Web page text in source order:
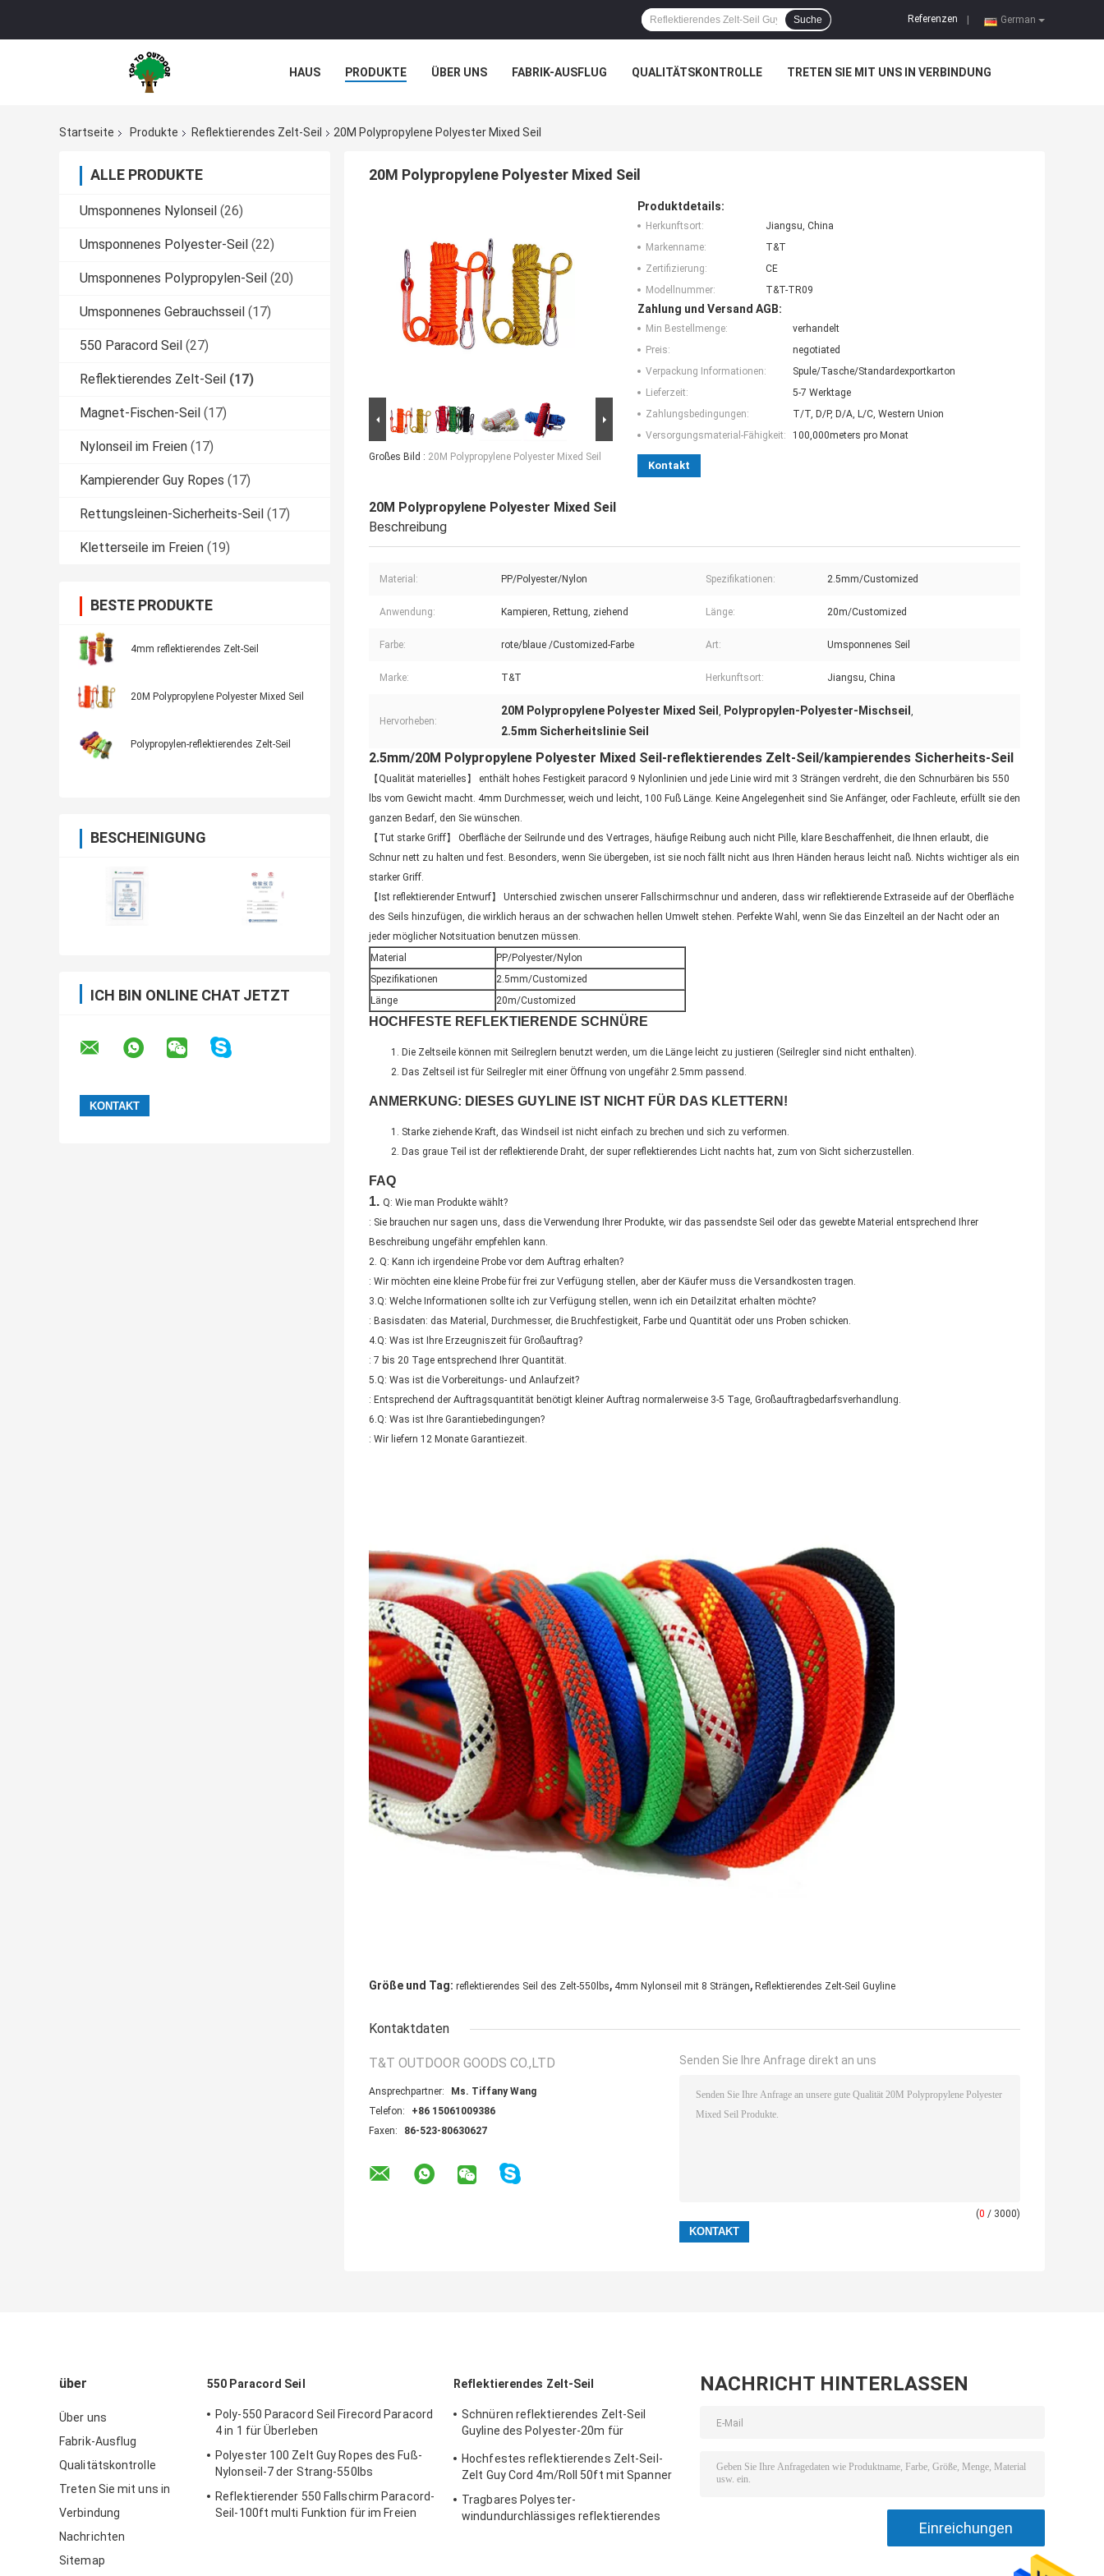
German
Referenzen
Suche
HAUS PRODUKTE ÜBER UNS FABRIK-AUSFLUG QUALITÄTSKONTROLLE TRETEN SIE MIT UNS IN VERBINDUNG
Startseite Produkte Reflektierendes Zelt-Seil 20M Polypropylene Polyester Mixed Seil
ALLE PRODUKTE
Umsponnenes Nylonseil (26)
Umsponnenes Polyester-Seil (22)
Umsponnenes Polypropylen-Seil (20)
Umsponnenes Gebrauchsseil (17)
550 Paracord Seil (27)
Reflektierendes Zelt-Seil (17)
Magnet-Fischen-Seil (17)
Nylonseil im Freien (17)
Kampierender Guy Ropes (17)
Rettungsleinen-Sicherheits-Seil (17)
Kletterseile im Freien (19)
BESTE PRODUKTE
4mm reflektierendes Zelt-Seil
20M Polypropylene Polyester Mixed Seil
Polypropylen-reflektierendes Zelt-Seil
BESCHEINIGUNG
ICH BIN ONLINE CHAT JETZT
20M Polypropylene Polyester Mixed Seil
Großes Bild : 20M Polypropylene Polyester Mixed Seil
Produktdetails:
Herkunftsort:
Jiangsu, China
Markenname:
T&T
Zertifizierung:
CE
Modellnummer:
T&T-TR09
Zahlung und Versand AGB:
Min Bestellmenge:
verhandelt
Preis:
negotiated
Verpackung Informationen:
Spule/Tasche/Standardexportkarton
Lieferzeit:
5-7 Werktage
Zahlungsbedingungen:
T/T, D/P, D/A, L/C, Western Union
Versorgungsmaterial-Fähigkeit:
100,000meters pro Monat
Kontakt
20M Polypropylene Polyester Mixed Seil
Beschreibung
Material: PP/Polyester/Nylon Spezifikationen: 2.5mm/Customized
Anwendung: Kampieren, Rettung, ziehend Länge: 20m/Customized
Farbe: rote/blaue /Customized-Farbe Art: Umsponnenes Seil
Marke: T&T Herkunftsort: Jiangsu, China
Hervorheben:
20M Polypropylene Polyester Mixed Seil , Polypropylen-Polyester-Mischseil ,
2.5mm Sicherheitslinie Seil
2.5mm/20M Polypropylene Polyester Mixed Seil-reflektierendes Zelt-Seil/kampierendes Sicherheits-Seil
【Qualität materielles】 enthält hohes Festigkeit paracord 9 Nylonlinien und jede Linie wird mit 3 Strängen verdreht, die den Schnurbären bis 550
lbs vom Gewicht macht. 4mm Durchmesser, weich und leicht, 100 Fuß Länge. Keine Angelegenheit sind Sie Anfänger, oder Fachleute, erfüllt sie den
ganzen Bedarf, den Sie wünschen.
【Tut starke Griff】 Oberfläche der Seilrunde und des Vertrages, häufige Reibung auch nicht Pille, klare Beschaffenheit, die Ihnen erlaubt, die
Schnur nett zu halten und fest. Besonders, wenn Sie übergeben, ist sie noch fällt nicht aus Ihren Händen heraus leicht naß. Nichts wichtiger als ein
starker Griff.
【Ist reflektierender Entwurf】 Unterschied zwischen unserer Fallschirmschnur und anderen, dass wir reflektierende Extraseide auf der Oberfläche
des Seils hinzufügen, die wirklich heraus an der schwachen hellen Umwelt stehen. Perfekte Wahl, wenn Sie das Einzelteil an der Nacht oder an
jeder möglicher Notsituation benutzen müssen.
Material
PP/Polyester/Nylon
Spezifikationen
2.5mm/Customized
Länge
20m/Customized
HOCHFESTE REFLEKTIERENDE SCHNÜRE
Die Zeltseile können mit Seilreglern benutzt werden, um die Länge leicht zu justieren (Seilregler sind nicht enthalten).
Das Zeltseil ist für Seilregler mit einer Öffnung von ungefähr 2.5mm passend.
ANMERKUNG: DIESES GUYLINE IST NICHT FÜR DAS KLETTERN!
Starke ziehende Kraft, das Windseil ist nicht einfach zu brechen und sich zu verformen.
Das graue Teil ist der reflektierende Draht, der super reflektierendes Licht nachts hat, zum von Sicht sicherzustellen.
FAQ
1. Q: Wie man Produkte wählt?
: Sie brauchen nur sagen uns, dass die Verwendung Ihrer Produkte, wir das passendste Seil oder das gewebte Material entsprechend Ihrer
Beschreibung ungefähr empfehlen kann.
2. Q: Kann ich irgendeine Probe vor dem Auftrag erhalten?
: Wir möchten eine kleine Probe für frei zur Verfügung stellen, aber der Käufer muss die Versandkosten tragen.
3.Q: Welche Informationen sollte ich zur Verfügung stellen, wenn ich ein Detailzitat erhalten möchte?
: Basisdaten: das Material, Durchmesser, die Bruchfestigkeit, Farbe und Quantität oder uns Proben schicken.
4.Q: Was ist Ihre Erzeugniszeit für Großauftrag?
: 7 bis 20 Tage entsprechend Ihrer Quantität.
5.Q: Was ist die Vorbereitungs- und Anlaufzeit?
: Entsprechend der Auftragsquantität benötigt kleiner Auftrag normalerweise 3-5 Tage, Großauftragbedarfsverhandlung.
6.Q: Was ist Ihre Garantiebedingungen?
: Wir liefern 12 Monate Garantiezeit.
Größe und Tag: reflektierendes Seil des Zelt-550lbs, 4mm Nylonseil mit 8 Strängen, Reflektierendes Zelt-Seil Guyline
Kontaktdaten
T&T OUTDOOR GOODS CO.,LTD
Ansprechpartner:
Ms. Tiffany Wang
Telefon:
+86 15061009386
Faxen:
86-523-80630627
Senden Sie Ihre Anfrage direkt an uns
(0 / 3000)
über
Über uns
Fabrik-Ausflug
Qualitätskontrolle
Treten Sie mit uns in
Verbindung
Nachrichten
Sitemap
550 Paracord Seil
Poly-550 Paracord Seil Firecord Paracord
4 in 1 für Überleben
Polyester 100 Zelt Guy Ropes des Fuß-
Nylonseil-7 der Strang-550lbs
Reflektierender 550 Fallschirm Paracord-
Seil-100ft multi Funktion für im Freien
Reflektierendes Zelt-Seil
Schnüren reflektierendes Zelt-Seil
Guyline des Polyester-20m für
Hochfestes reflektierendes Zelt-Seil-
Zelt Guy Cord 4m/Roll 50ft mit Spanner
Tragbares Polyester-
windundurchlässiges reflektierendes
NACHRICHT HINTERLASSEN